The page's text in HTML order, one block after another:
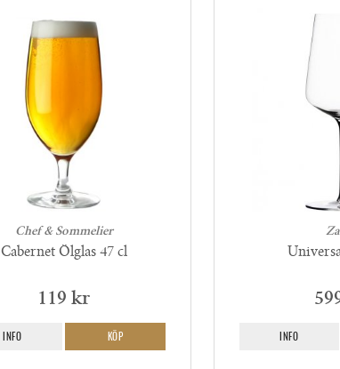
Chef & Sommelier
Cabernet Ölglas 47 cl
119 kr
INFO KÖP INFO